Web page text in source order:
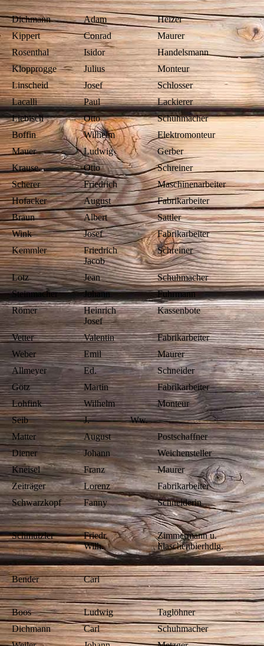
Dichmann Adam
Heizer
Kippert
Conrad
Maurer
Rosenthal
Isidor
Handelsmann
Klopprogge
Julius
Monteur
Linscheid
Josef
Schlosser
Lacalli
Paul
Lackierer
Liebisch
Otto
Schuhmacher
Boffin
Wilhelm
Elektromonteur
Mauer
Ludwig
Gerber
Krause
Otto
Schreiner
Scherer
Friedrich
Maschinenarbeiter
Hofacker
August
Fabrikarbeiter
Braun
Albert
Sattler
Wink
Josef
Fabrikarbeiter
Kemmler
Friedrich
Jacob
Schreiner
Lotz Jean
Schuhmacher
Steinmacher
Johann
Fuhrmann
Römer
Heinrich
Josef
Kassenbote
Vetter Valentin
Fabrikarbeiter
Weber
Emil
Maurer
Allmeyer
Ed.
Schneider
Götz
Martin
Fabrikarbeiter
Lohfink
Wilhelm
Monteur
Seib
J.
Ww.
Matter
August
Postschaffner
Diener
Johann
Weichensteller
Kneisel
Franz
Maurer
Zeiträger
Lorenz
Fabrikarbeiter
Schwarzkopf
Fanny Schneiderin
Schmutzler
Friedr.
Wilh.
Zimmermann u.
Flaschenbierhdlg.
Bender Carl
Boos Ludwig
Taglöhner
Dichmann
Carl
Schuhmacher